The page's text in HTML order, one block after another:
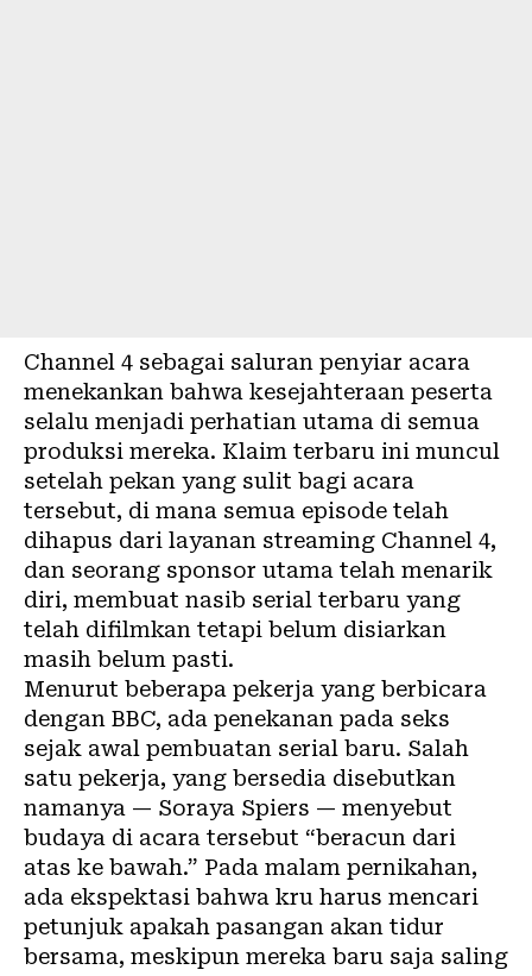
Channel 4 sebagai saluran penyiar acara
menekankan bahwa kesejahteraan peserta
selalu menjadi perhatian utama di semua
produksi mereka. Klaim terbaru ini muncul
setelah pekan yang sulit bagi acara
tersebut, di mana semua episode telah
dihapus dari layanan streaming Channel 4,
dan seorang sponsor utama telah menarik
diri, membuat nasib serial terbaru yang
telah difilmkan tetapi belum disiarkan
masih belum pasti.
Menurut beberapa pekerja yang berbicara
dengan BBC, ada penekanan pada seks
sejak awal pembuatan serial baru. Salah
satu pekerja, yang bersedia disebutkan
namanya — Soraya Spiers — menyebut
budaya di acara tersebut “beracun dari
atas ke bawah.” Pada malam pernikahan,
ada ekspektasi bahwa kru harus mencari
petunjuk apakah pasangan akan tidur
bersama, meskipun mereka baru saja saling